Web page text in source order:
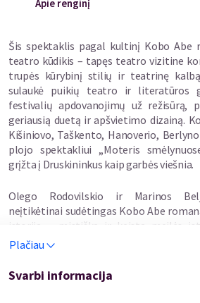
Apie renginį
Šis spektaklis pagal kultinį Kobo Abe
teatro kūdikis – tapęs teatro vizitine
trupės kūrybinį stilių ir teatrinę
sulaukė puikių teatro ir literatūros
festivalių apdovanojimų už režisūrą,
geriausią duetą ir apšvietimo dizainą.
Kišiniovo, Taškento, Hanoverio,
plojo spektakliui „Moteris
grįžta į Druskininkus kaip garbės viešnia.
Olego Rodovilskio ir Marinos
neįtikėtinai sudėtingas Kobo Abe
istorija – mistiška ir keista meilės
vyksta paslaptingame fone...
Plačiau
Svarbi informacija